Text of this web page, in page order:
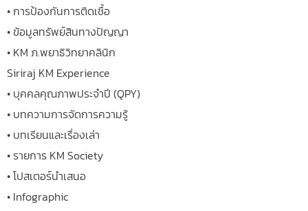
• การป้องกันการติดเชื้อ
• ข้อมูลทรัพย์สินทางปัญญา
• KM ภ.พยาธิวิทยาคลินิก
Siriraj KM Experience
• บุคคลคุณภาพประจำปี (QPY)
• บทความการจัดการความรู้
• บทเรียนและเรื่องเล่า
• รายการ KM Society
• โปสเตอร์นำเสนอ
• Infographic